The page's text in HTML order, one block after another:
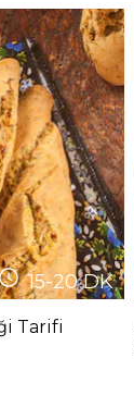
15-20DK
Tarifi